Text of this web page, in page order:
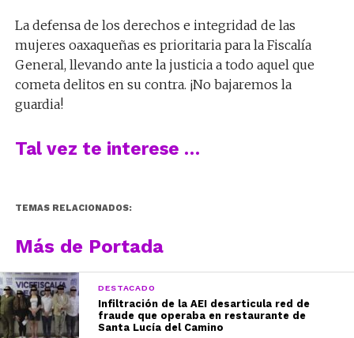
La defensa de los derechos e integridad de las
mujeres oaxaqueñas es prioritaria para la Fiscalía
General, llevando ante la justicia a todo aquel que
cometa delitos en su contra. ¡No bajaremos la
guardia!
Tal vez te interese …
TEMAS RELACIONADOS:
Más de Portada
DESTACADO
Infiltración de la AEI desarticula red de
fraude que operaba en restaurante de
Santa Lucía del Camino